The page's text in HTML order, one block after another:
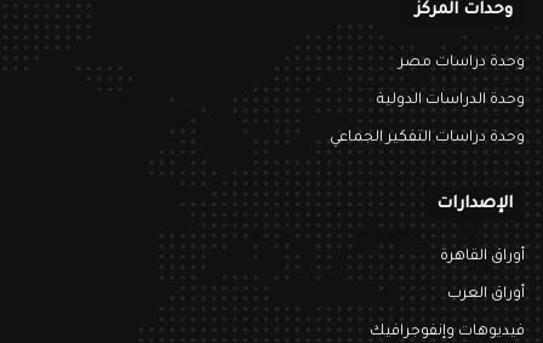
وحدات المركز
وحدة دراسات مصر
وحدة الدراسات الدولية
وحدة دراسات التفكير الجماعي
الإصدارات
أوراق القاهرة
أوراق العرب
فيديوهات وإنفوجرافيك